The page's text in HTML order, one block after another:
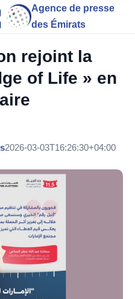
Agence de presse
des Émirats
rejoint la
of Life » en
2026-03-03T16:26:30+04:00